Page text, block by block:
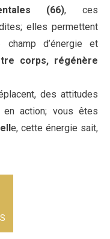
(66), ces
elles permettent
d’énergie et
corps, régénère
des attitudes
en action; vous êtes
e, cette énergie sait,